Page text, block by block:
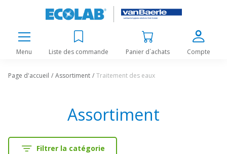
Menu Liste des commande Panier d´achats Compte
Page d'accueil Assortiment Traitement des eaux
Assortiment
Filtrer la catégorie